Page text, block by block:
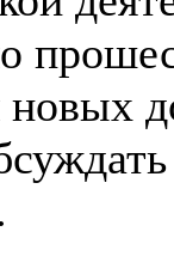
новых